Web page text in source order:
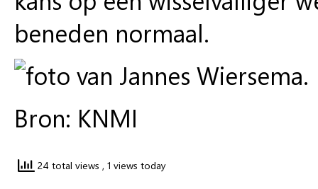
beneden normaal.
Bron: KNMI
24 total views , 1 views today